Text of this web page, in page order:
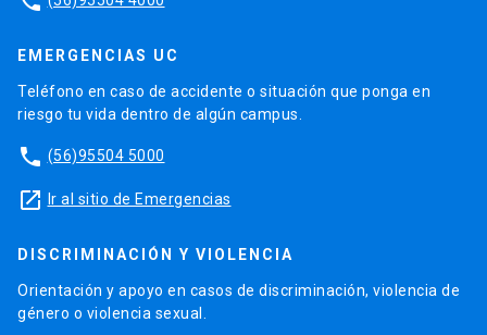
EMERGENCIAS UC
Teléfono en caso de accidente o situación que ponga en
riesgo tu vida dentro de algún campus.
phone (56)95504 5000
launch Ir al sitio de Emergencias
DISCRIMINACIÓN Y VIOLENCIA
Orientación y apoyo en casos de discriminación, violencia de
género o violencia sexual.